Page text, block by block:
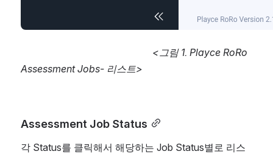
Assessment Jobs- 리스트>
Assessment Job Status
각 Status를 클릭해서 해당하는 Job Status별로 리스